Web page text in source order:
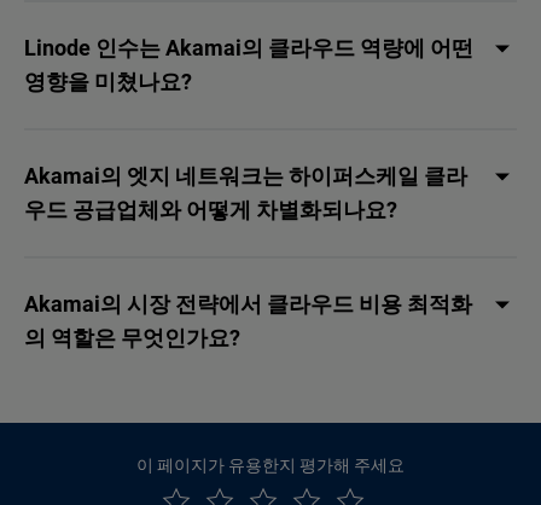
Linode 인수는 Akamai의 클라우드 역량에 어떤
영향을 미쳤나요?
Akamai의 엣지 네트워크는 하이퍼스케일 클라
우드 공급업체와 어떻게 차별화되나요?
Akamai의 시장 전략에서 클라우드 비용 최적화
의 역할은 무엇인가요?
이 페이지가 유용한지 평가해 주세요